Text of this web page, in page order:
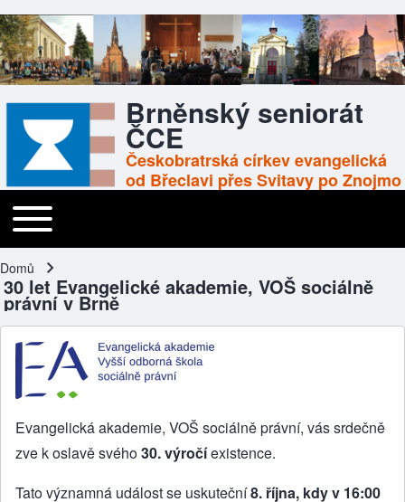
Brněnský seniorát
ČCE
Českobratrská církev evangelická
od Břeclavi přes Svitavy po Znojmo
Main navigation
Toggle main menu
Drobečková navigace
Domů
30 let Evangelické akademie, VOŠ sociálně
právní v Brně
Evangelická akademie, VOŠ sociálně právní, vás srdečně
zve k oslavě svého30. výročíexistence.
Tato významná událost se uskuteční8. října, kdy v 16:00